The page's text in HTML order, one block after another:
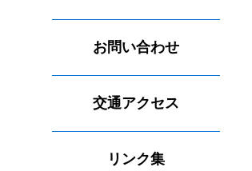
お問い合わせ
交通アクセス
リンク集